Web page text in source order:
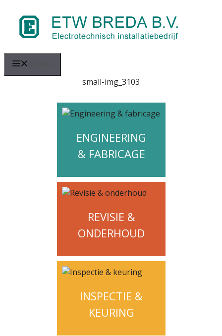
naar
small-img_3103
ENGINEERING
& FABRICAGE
REVISIE &
ONDERHOUD
INSPECTIE &
KEURING